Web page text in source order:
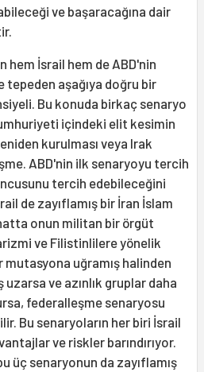
ve başaracağına dair
hem İsrail hem de ABD'nin
tepeden aşağıya doğru bir
Bu konuda birkaç senaryo
içindeki elit kesimin
kurulması veya Irak
ABD'nin ilk senaryoyu tercih
tercih edebileceğini
de zayıflamış bir İran İslam
onun militan bir örgüt
ve Filistinlilere yönelik
mutasyona uğramış halinden
ve azınlık gruplar daha
federalleşme senaryosu
Bu senaryoların her biri İsrail
ve riskler barındırıyor.
üç senaryonun da zayıflamış